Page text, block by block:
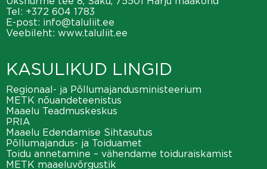
Tel: +372 604 1783
E-post: info@taluliit.ee
Veebileht: www.taluliit.ee
KASULIKUD LINGID
Regionaal- ja Põllumajandusministeerium
METK nõuandeteenistus
Maaelu Teadmuskeskus
PRIA
Maaelu Edendamise Sihtasutus
Põllumajandus- ja Toiduamet
Toidu annetamine – vähendame toiduraiskamist
METK maaeluvõrgustik